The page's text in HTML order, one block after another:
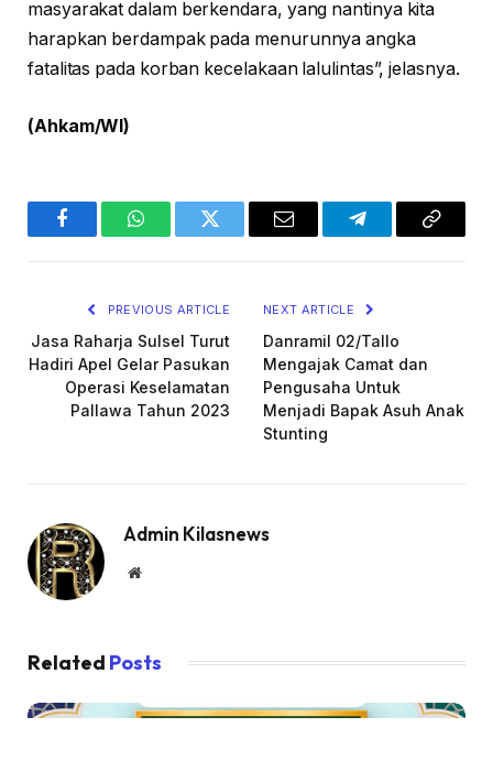
masyarakat dalam berkendara, yang nantinya kita
harapkan berdampak pada menurunnya angka
fatalitas pada korban kecelakaan lalulintas”, jelasnya.
(Ahkam/WI)
FacebookWhatsAppTwitter Email TelegramCopy
PREVIOUS ARTICLE
Jasa Raharja Sulsel Turut
Hadiri Apel Gelar Pasukan
Operasi Keselamatan
Pallawa Tahun 2023
NEXT ARTICLE
Danramil 02/Tallo
Mengajak Camat dan
Pengusaha Untuk
Menjadi Bapak Asuh Anak
Stunting
Admin Kilasnews
Website
Related Posts